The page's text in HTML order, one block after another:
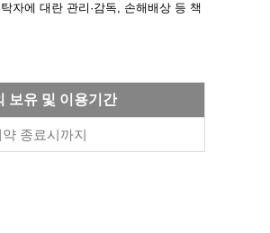
자에 대란 관리·감독, 손해배상 등 책
보유 및 이용기간
종료시까지